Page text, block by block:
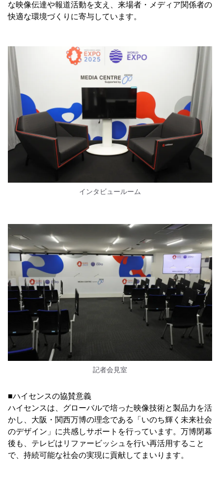
な映像伝達や報道活動を支え、来場者・メディア関係者の
快適な環境づくりに寄与しています。
インタビュールーム
記者会見室
■ハイセンスの協賛意義
ハイセンスは、グローバルで培った映像技術と製品力を活
かし、大阪・関西万博の理念である「いのち輝く未来社会
のデザイン」に共感しサポートを行っています。万博閉幕
後も、テレビはリファービッシュを行い再活用すること
で、持続可能な社会の実現に貢献してまいります。